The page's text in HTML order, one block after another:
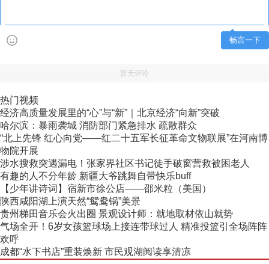
畅言一下
暂无评论
热门视频
经济高质量发展里的“心”与“新”｜北京经济“向新”突破
哈尔滨：暴雨袭城 消防部门紧急排水 疏散群众
“北上先锋 红心向党——红二十五军长征革命文物联展”在河南博
物院开展
涉水搜救突遇漏电！张家界社区书记徒手破窗营救被困老人
有趣的人不分年龄 新疆大爷跳舞自带快乐buff
【少年讲诗词】宿新市徐公店——邵米粒（美国）
陕西咸阳湖上演天然“鸳鸯锅”美景
贵州梯田音乐会火出圈 景观设计师：就地取材依山就势
气场全开！6岁女孩篮球场上接连带球过人 精准投篮引全场阵阵
欢呼
成都“水下书店”重装焕新 市民观湖阅读享清凉